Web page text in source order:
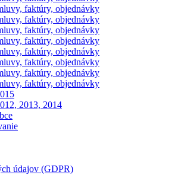
faktúry, objednávky
faktúry, objednávky
faktúry, objednávky
faktúry, objednávky
faktúry, objednávky
faktúry, objednávky
faktúry, objednávky
faktúry, objednávky
2013, 2014
údajov (GDPR)